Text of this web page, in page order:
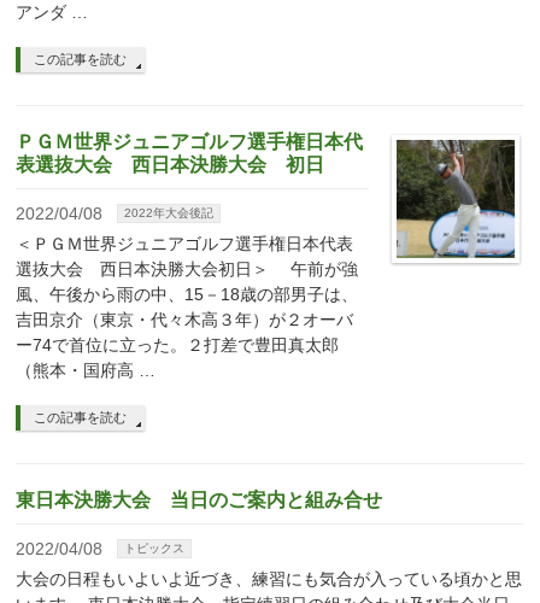
アンダ …
この記事を読む
ＰＧＭ世界ジュニアゴルフ選手権日本代
表選抜大会 西日本決勝大会 初日
2022/04/08 2022年大会後記
＜ＰＧＭ世界ジュニアゴルフ選手権日本代表
選抜大会 西日本決勝大会初日＞ 午前が強
風、午後から雨の中、15－18歳の部男子は、
吉田京介（東京・代々木高３年）が２オーバ
ー74で首位に立った。２打差で豊田真太郎
（熊本・国府高 …
この記事を読む
東日本決勝大会 当日のご案内と組み合せ
2022/04/08 トピックス
大会の日程もいよいよ近づき、練習にも気合が入っている頃かと思